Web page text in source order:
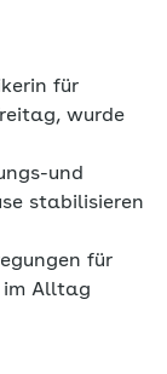
und
für
wurde
und
stabilisieren
für
im Alltag